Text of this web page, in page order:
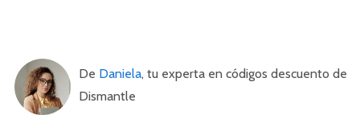
De Daniela, tu experta en códigos descuento de
Dismantle